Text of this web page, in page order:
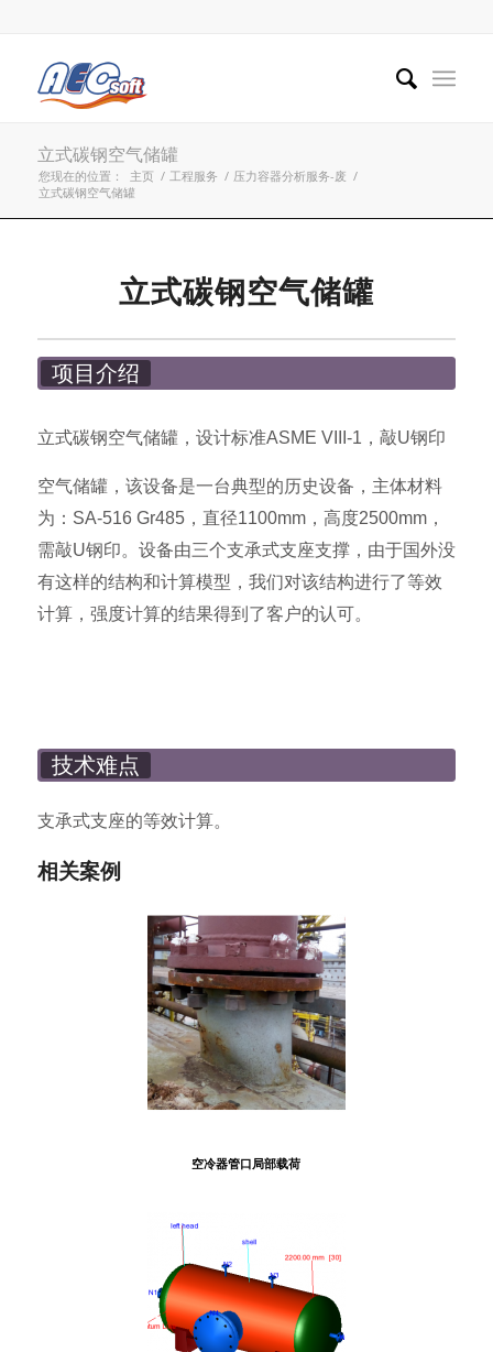
立式碳钢空气储罐
您现在的位置： 主页 / 工程服务 / 压力容器分析服务-废 /
立式碳钢空气储罐
立式碳钢空气储罐
项目介绍
立式碳钢空气储罐，设计标准ASME VIII-1，敲U钢印
空气储罐，该设备是一台典型的历史设备，主体材料
为：SA-516 Gr485，直径1100mm，高度2500mm，
需敲U钢印。设备由三个支承式支座支撑，由于国外没
有这样的结构和计算模型，我们对该结构进行了等效
计算，强度计算的结果得到了客户的认可。
技术难点
支承式支座的等效计算。
相关案例
空冷器管口局部载荷